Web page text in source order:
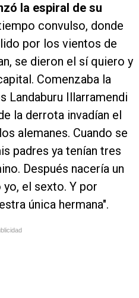
la espiral de su
convulso, donde
por los vientos de
se dieron el sí quiero y
Comenzaba la
Landaburu Illarramendi
la derrota invadían el
alemanes. Cuando se
padres ya tenían tres
Después nacería un
el sexto. Y por
única hermana".